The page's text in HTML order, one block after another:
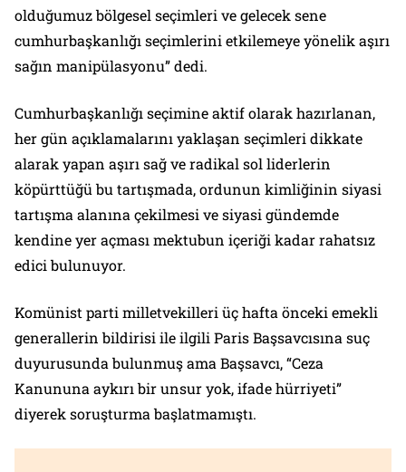
olduğumuz bölgesel seçimleri ve gelecek sene
cumhurbaşkanlığı seçimlerini etkilemeye yönelik aşırı
sağın manipülasyonu” dedi.
Cumhurbaşkanlığı seçimine aktif olarak hazırlanan,
her gün açıklamalarını yaklaşan seçimleri dikkate
alarak yapan aşırı sağ ve radikal sol liderlerin
köpürttüğü bu tartışmada, ordunun kimliğinin siyasi
tartışma alanına çekilmesi ve siyasi gündemde
kendine yer açması mektubun içeriği kadar rahatsız
edici bulunuyor.
Komünist parti milletvekilleri üç hafta önceki emekli
generallerin bildirisi ile ilgili Paris Başsavcısına suç
duyurusunda bulunmuş ama Başsavcı, “Ceza
Kanununa aykırı bir unsur yok, ifade hürriyeti”
diyerek soruşturma başlatmamıştı.